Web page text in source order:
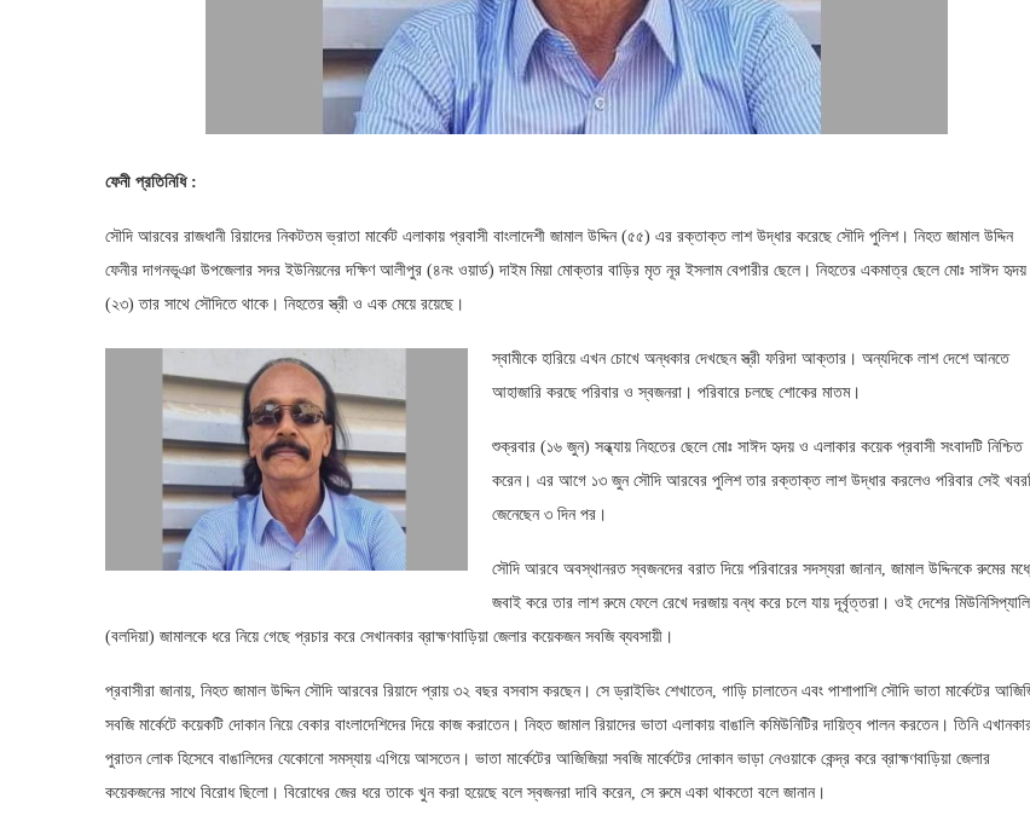
ফেনী প্রতিনিধি:
সৌদি আরবের রাজধানী রিয়াদের নিকটতম ভ্রাতা মার্কেট এলাকায় প্রবাসী বাংলাদেশী জামাল উদ্দিন (৫৫) এর রক্তাক্ত লাশ উদ্ধার করেছে সৌদি পুলিশ। নিহত জামাল উদ্দিন
ফেনীর দাগনভূঞা উপজেলার সদর ইউনিয়নের দক্ষিণ আলীপুর (৪নং ওয়ার্ড) দাইম মিয়া মোক্তার বাড়ির মৃত নূর ইসলাম বেপারীর ছেলে। নিহতের একমাত্র ছেলে মোঃ সাঈদ হৃদয়
(২৩) তার সাথে সৌদিতে থাকে। নিহতের স্ত্রী ও এক মেয়ে রয়েছে।
স্বামীকে হারিয়ে এখন চোখে অন্ধকার দেখছেন স্ত্রী ফরিদা আক্তার। অন্যদিকে লাশ দেশে আনতে
আহাজারি করছে পরিবার ও স্বজনরা। পরিবারে চলছে শোকের মাতম।
শুক্রবার (১৬ জুন) সন্ধ্যায় নিহতের ছেলে মোঃ সাঈদ হৃদয় ও এলাকার কয়েক প্রবাসী সংবাদটি নিশ্চিত
করেন। এর আগে ১৩ জুন সৌদি আরবের পুলিশ তার রক্তাক্ত লাশ উদ্ধার করলেও পরিবার সেই
জেনেছেন ৩ দিন পর।
সৌদি আরবে অবস্থানরত স্বজনদের বরাত দিয়ে পরিবারের সদস্যরা জানান, জামাল উদ্দিনকে রুমের
জবাই করে তার লাশ রুমে ফেলে রেখে দরজায় বন্ধ করে চলে যায় দূর্বৃত্তরা। ওই দেশের
(বলদিয়া) জামালকে ধরে নিয়ে গেছে প্রচার করে সেখানকার ব্রাহ্মণবাড়িয়া জেলার কয়েকজন সবজি ব্যবসায়ী।
প্রবাসীরা জানায়, নিহত জামাল উদ্দিন সৌদি আরবের রিয়াদে প্রায় ৩২ বছর বসবাস করছেন। সে ড্রাইভিং শেখাতেন, গাড়ি চালাতেন এবং পাশাপাশি সৌদি ভাতা মার্কেটের
সবজি মার্কেটে কয়েকটি দোকান নিয়ে বেকার বাংলাদেশিদের দিয়ে কাজ করাতেন। নিহত জামাল রিয়াদের ভাতা এলাকায় বাঙালি কমিউনিটির দায়িত্ব পালন করতেন। তিনি
পুরাতন লোক হিসেবে বাঙালিদের যেকোনো সমস্যায় এগিয়ে আসতেন। ভাতা মার্কেটের আজিজিয়া সবজি মার্কেটের দোকান ভাড়া নেওয়াকে কেন্দ্র করে ব্রাহ্মণবাড়িয়া জেলার
কয়েকজনের সাথে বিরোধ ছিলো। বিরোধের জের ধরে তাকে খুন করা হয়েছে বলে স্বজনরা দাবি করেন, সে রুমে একা থাকতো বলে জানান।